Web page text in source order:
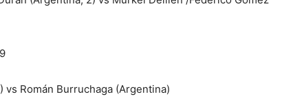
Román Burruchaga (Argentina)